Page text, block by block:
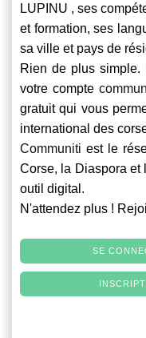
LUPINU , ses
et formation, ses
sa ville et pays de
Rien de plus simple.
votre compte
gratuit qui vous
international des
Communiti est le
Corse, la Diaspora et
outil digital.
N'attendez plus !
SE